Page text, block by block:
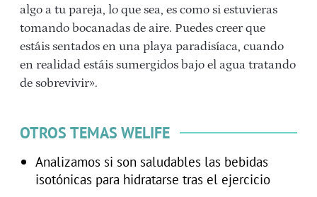
algo a tu pareja, lo que sea, es como si estuvieras
tomando bocanadas de aire. Puedes creer que
estáis sentados en una playa paradisíaca, cuando
en realidad estáis sumergidos bajo el agua tratando
de sobrevivir».
OTROS TEMAS WELIFE
Analizamos si son saludables las bebidas
isotónicas para hidratarse tras el ejercicio